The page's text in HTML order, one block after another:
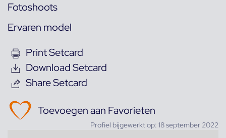
Fotoshoots
Ervaren model
Print Setcard
Download Setcard
Share Setcard
Toevoegen aan Favorieten
Profiel bijgewerkt op: 18 september 2022